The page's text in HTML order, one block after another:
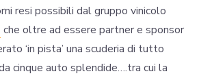
resi possibili dal gruppo vinicolo
che oltre ad essere partner e sponsor
‘in pista’ una scuderia di tutto
cinque auto splendide….tra cui la